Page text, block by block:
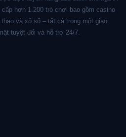
hơn 1.200 trò chơi bao gồm casino
và xổ số – tất cả trong một giao
tuyệt đối và hỗ trợ 24/7.